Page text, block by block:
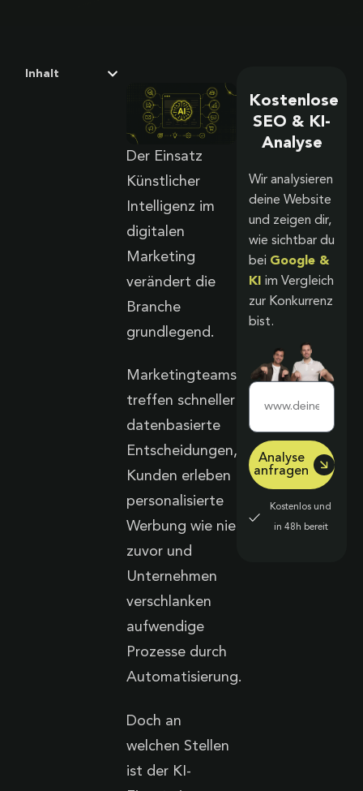
Inhalt
Der Einsatz
Künstlicher
Intelligenz im
digitalen
Marketing
verändert die
Branche
grundlegend.
Marketingteams
treffen schneller
datenbasierte
Entscheidungen,
Kunden erleben
personalisierte
Werbung wie nie
zuvor und
Unternehmen
verschlanken
aufwendige
Prozesse durch
Automatisierung.
Doch an
welchen Stellen
ist der KI-
Kostenlose
SEO & KI-
Analyse
Wir analysieren
deine Website
und zeigen dir,
wie sichtbar du
bei Google &
KI im Vergleich
zur Konkurrenz
bist.
Analyse
anfragen
Kostenlos und
in 48h bereit